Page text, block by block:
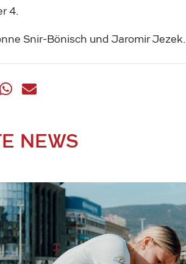
4.
Snir-Bönisch und Jaromir Jezek.
NEWS